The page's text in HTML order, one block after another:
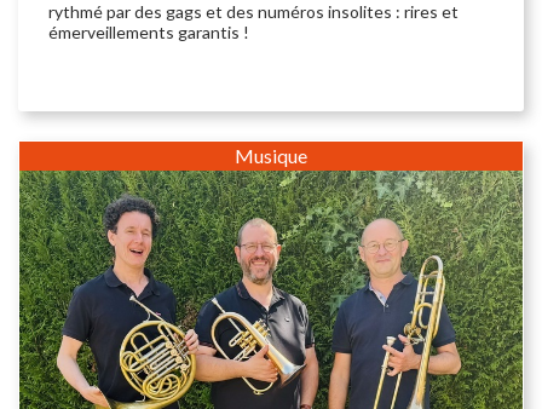
rythmé par des gags et des numéros insolites : rires et
émerveillements garantis !
Musique